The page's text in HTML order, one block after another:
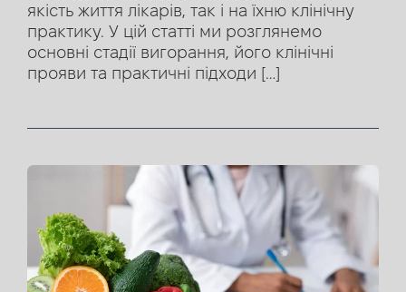
якість життя лікарів, так і на їхню клінічну
практику. У цій статті ми розглянемо
основні стадії вигорання, його клінічні
прояви та практичні підходи […]